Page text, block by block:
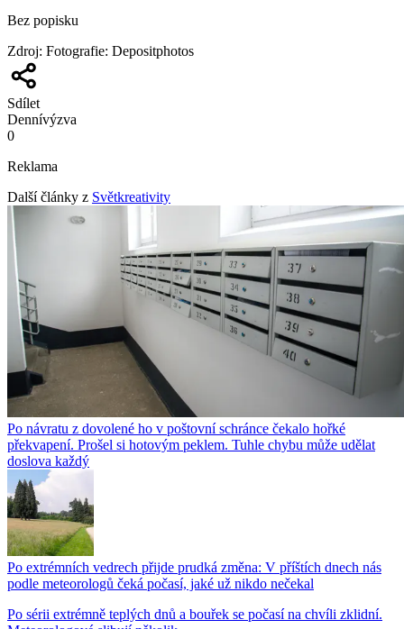
Bez popisku
Zdroj: Fotografie: Depositphotos
Sdílet
Dennívýzva
0
Reklama
Další články z Světkreativity
Po návratu z dovolené ho v poštovní schránce čekalo hořké
překvapení. Prošel si hotovým peklem. Tuhle chybu může udělat
doslova každý
Po extrémních vedrech přijde prudká změna: V příštích dnech nás
podle meteorologů čeká počasí, jaké už nikdo nečekal
Po sérii extrémně teplých dnů a bouřek se počasí na chvíli zklidní.